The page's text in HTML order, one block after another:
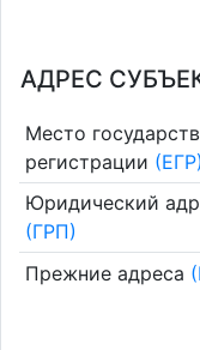
АДРЕС
Место
регистрации (ЕГР)
Юридический
(ГРП)
Прежние адреса